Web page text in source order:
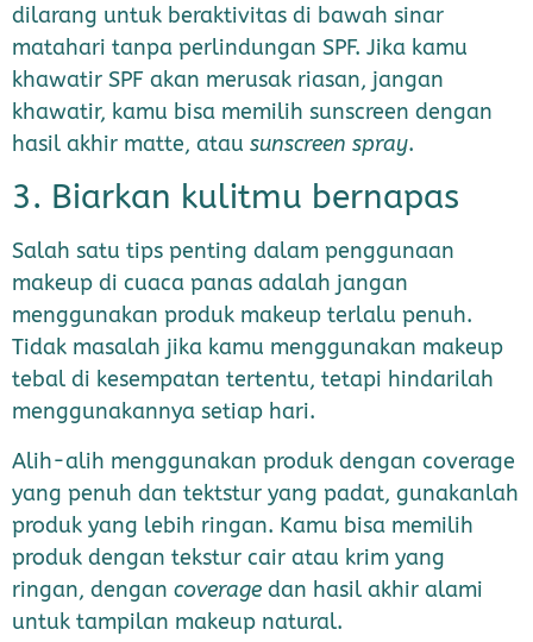
dilarang untuk beraktivitas di bawah sinar
matahari tanpa perlindungan SPF. Jika kamu
khawatir SPF akan merusak riasan, jangan
khawatir, kamu bisa memilih sunscreen dengan
hasil akhir matte, atau sunscreen spray.
3. Biarkan kulitmu bernapas
Salah satu tips penting dalam penggunaan
makeup di cuaca panas adalah jangan
menggunakan produk makeup terlalu penuh.
Tidak masalah jika kamu menggunakan makeup
tebal di kesempatan tertentu, tetapi hindarilah
menggunakannya setiap hari.
Alih-alih menggunakan produk dengan coverage
yang penuh dan tektstur yang padat, gunakanlah
produk yang lebih ringan. Kamu bisa memilih
produk dengan tekstur cair atau krim yang
ringan, dengan coverage dan hasil akhir alami
untuk tampilan makeup natural.